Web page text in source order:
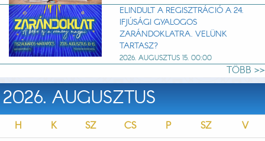
ELINDULT A REGISZTRÁCIÓ A 24.
IFJÚSÁGI GYALOGOS
ZARÁNDOKLATRA. VELÜNK
TARTASZ?
2026. AUGUSZTUS 15. 00:00
TÖBB >>
2026. AUGUSZTUS
H K SZ CS P SZ
V